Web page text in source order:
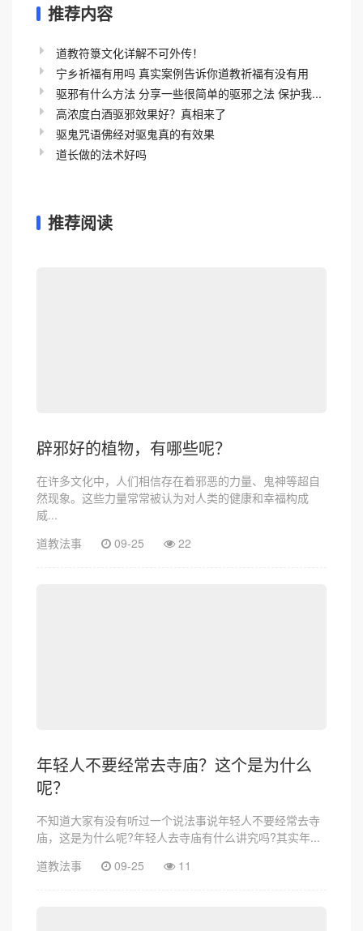
推荐内容
道教符箓文化详解不可外传！
宁乡祈福有用吗 真实案例告诉你道教祈福有没有用
驱邪有什么方法 分享一些很简单的驱邪之法 保护我...
高浓度白酒驱邪效果好？真相来了
驱鬼咒语佛经对驱鬼真的有效果
道长做的法术好吗
推荐阅读
辟邪好的植物，有哪些呢？
在许多文化中，人们相信存在着邪恶的力量、鬼神等超自
然现象。这些力量常常被认为对人类的健康和幸福构成
威...
道教法事
09-25 22
年轻人不要经常去寺庙？这个是为什么
呢？
不知道大家有没有听过一个说法事说年轻人不要经常去寺
庙，这是为什么呢?年轻人去寺庙有什么讲究吗?其实年...
道教法事
09-25 11